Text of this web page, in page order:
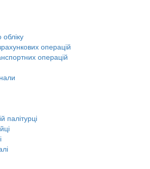
операцій
операцій
палітурці